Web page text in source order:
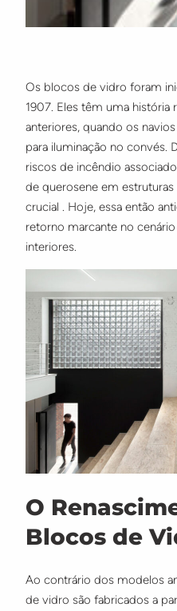
Os blocos de vidro foram
1907. Eles têm uma história
anteriores, quando os
para iluminação no convés.
riscos de incêndio
de querosene em
crucial . Hoje, essa então
retorno marcante no
interiores.
O
Blocos de
Ao contrário dos modelos
de vidro são fabricados a